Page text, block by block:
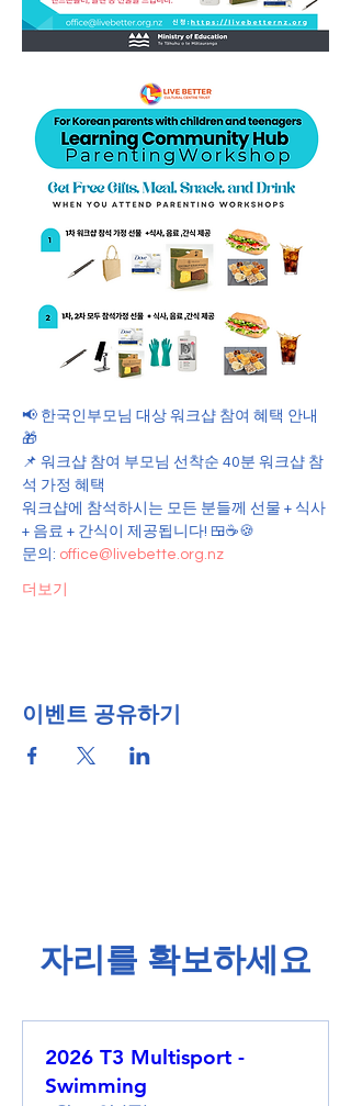
📢 한국인부모님 대상 워크샵 참여 혜택 안내
🎁
📌 워크샵 참여 부모님 선착순 40분 워크샵 참
석 가정 혜택
워크샵에 참석하시는 모든 분들께 선물 + 식사
+ 음료 + 간식이 제공됩니다! 🍱☕🍪
문의: office@livebette.org.nz
더보기
이벤트 공유하기
​자리를 확보하세요​
2026 T3 Multisport -
Swimming